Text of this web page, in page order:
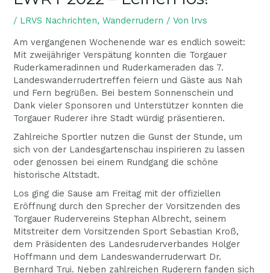
/ LRVS Nachrichten,Wanderrudern / Vonlrvs
Am vergangenen Wochenende war es endlich soweit:
Mit zweijähriger Verspätung konnten die Torgauer
Ruderkameradinnen und Ruderkameraden das 7.
Landeswanderrudertreffen feiern und Gäste aus Nah
und Fern begrüßen. Bei bestem Sonnenschein und
Dank vieler Sponsoren und Unterstützer konnten die
Torgauer Ruderer ihre Stadt würdig präsentieren.
Zahlreiche Sportler nutzen die Gunst der Stunde, um
sich von der Landesgartenschau inspirieren zu lassen
oder genossen bei einem Rundgang die schöne
historische Altstadt.
Los ging die Sause am Freitag mit der offiziellen
Eröffnung durch den Sprecher der Vorsitzenden des
Torgauer Rudervereins Stephan Albrecht, seinem
Mitstreiter dem Vorsitzenden Sport Sebastian Kroß,
dem Präsidenten des Landesruderverbandes Holger
Hoffmann und dem Landeswanderruderwart Dr.
Bernhard Trui. Neben zahlreichen Ruderern fanden sich